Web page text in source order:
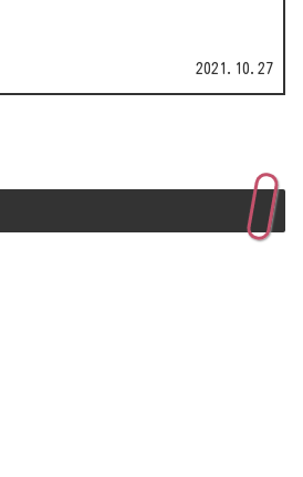
2021.10.27